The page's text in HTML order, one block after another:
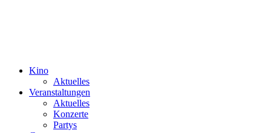
Kino
Aktuelles
Veranstaltungen
Aktuelles
Konzerte
Partys